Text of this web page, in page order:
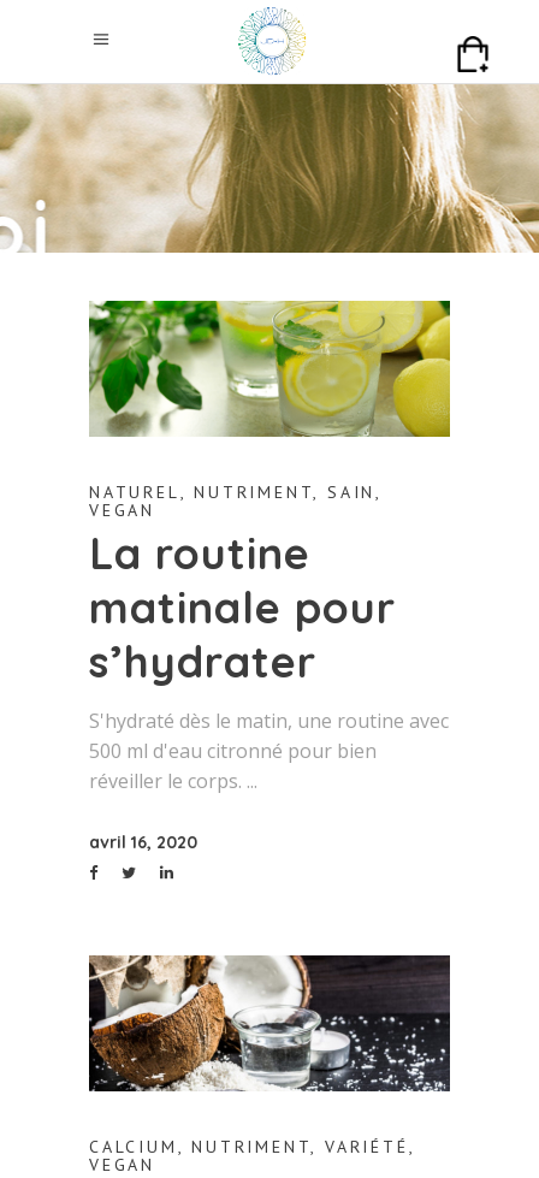
NATUREL,NUTRIMENT,SAIN,
VEGAN
La routine
matinale pour
s’hydrater
S'hydraté dès le matin, une routine avec
500 ml d'eau citronné pour bien
réveiller le corps.
avril 16, 2020
CALCIUM ,NUTRIMENT,VARIÉTÉ,
VEGAN